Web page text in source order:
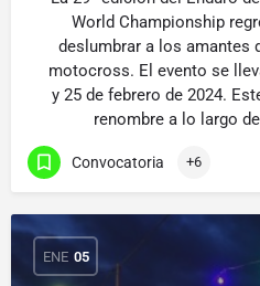
World Championship
deslumbrar a los amantes
motocross. El evento se
y 25 de febrero de 2024.
renombre a lo largo
Convocatoria +6
ENE 05